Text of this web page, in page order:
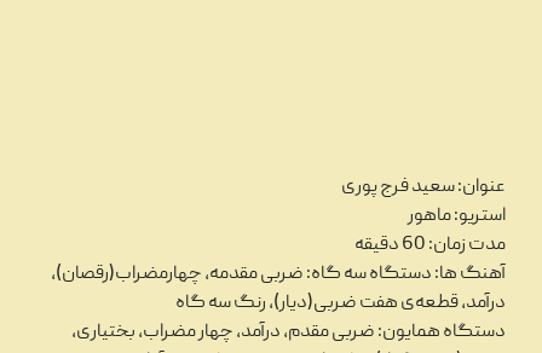
عنوان: سعید فرج پوری
استریو: ماهور
مدت زمان: 60 دقیقه
آهنگ ها: دستگاه سه گاه: ضربی مقدمه، چهارمضراب(رقصان)،
درآمد، قطعه‌ی هفت ضربی(دیار)، رنگ سه گاه
دستگاه همایون: ضربی مقدم، درآمد، چهار مضراب، بختیاری،